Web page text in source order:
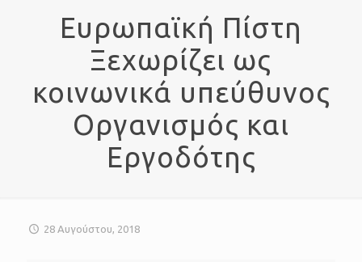
Ευρωπαϊκή Πίστη
Ξεχωρίζει ως
κοινωνικά υπεύθυνος
Οργανισμός και
Εργοδότης
28 Αυγούστου, 2018